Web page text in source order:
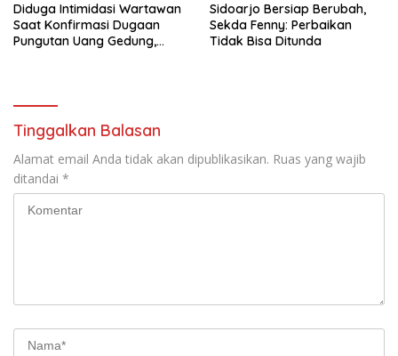
Diduga Intimidasi Wartawan
Saat Konfirmasi Dugaan
Pungutan Uang Gedung,
Sidoarjo Bersiap Berubah,
Sekda Fenny: Perbaikan
Tidak Bisa Ditunda
Tinggalkan Balasan
Alamat email Anda tidak akan dipublikasikan. Ruas yang wajib
ditandai *